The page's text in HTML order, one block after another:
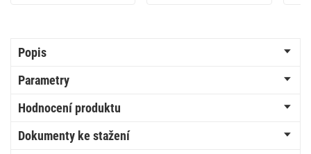
Popis
Parametry
Hodnocení produktu
Dokumenty ke stažení